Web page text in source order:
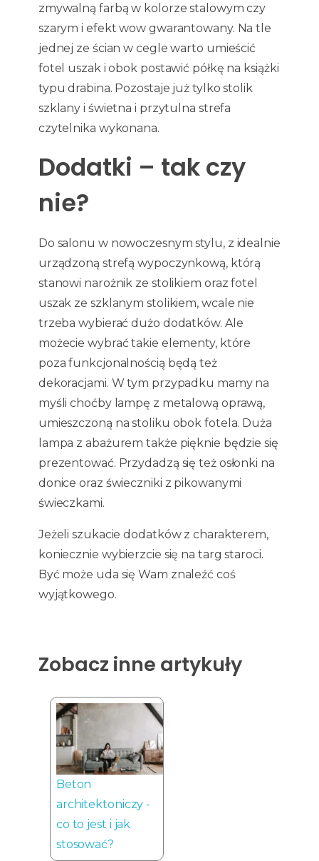
zmywalną farbą w kolorze stalowym czy
szarym i efekt wow gwarantowany. Na tle
jednej ze ścian w cegle warto umieścić
fotel uszak i obok postawić półkę na książki
typu drabina. Pozostaje już tylko stolik
szklany i świetna i przytulna strefa
czytelnika wykonana.
Dodatki – tak czy
nie?
Do salonu w nowoczesnym stylu, z idealnie
urządzoną strefą wypoczynkową, którą
stanowi narożnik ze stolikiem oraz fotel
uszak ze szklanym stolikiem, wcale nie
trzeba wybierać dużo dodatków. Ale
możecie wybrać takie elementy, które
poza funkcjonalnością będą też
dekoracjami. W tym przypadku mamy na
myśli choćby lampę z metalową oprawą,
umieszczoną na stoliku obok fotela. Duża
lampa z abażurem także pięknie będzie się
prezentować. Przydadzą się też osłonki na
donice oraz świeczniki z pikowanymi
świeczkami.
Jeżeli szukacie dodatków z charakterem,
koniecznie wybierzcie się na targ staroci.
Być może uda się Wam znaleźć coś
wyjątkowego.
Zobacz inne artykuły
Beton
architektoniczy -
co to jest i jak
stosować?